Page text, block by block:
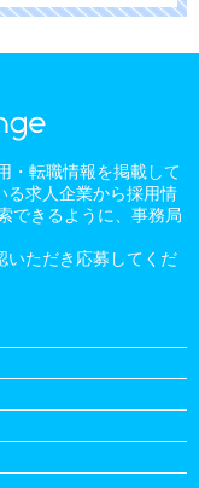
・転職情報を掲載して
る求人企業から採用情
できるように、事務局
いただき応募してくだ